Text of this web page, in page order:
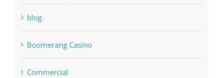
blog
Boomerang Casino
Commercial